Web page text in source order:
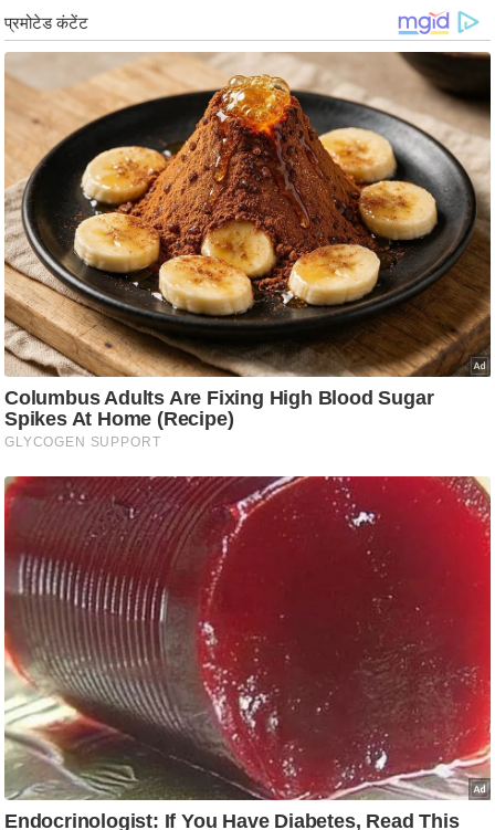
ल्म
स
मी
r
e
a
k
i
n
g
N
e
w
ला
फ
स्टा
इ
ल
टे
क्नॉ
लॉ
जी
ब्यू
टी